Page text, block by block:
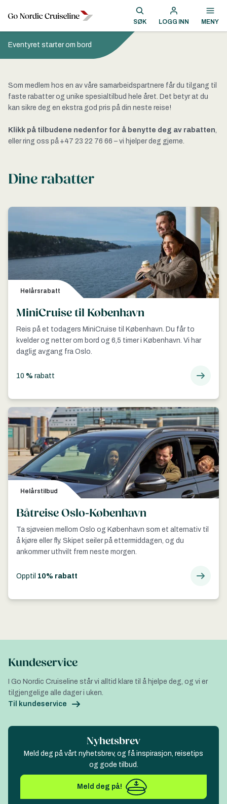
SØK LOGG INN MENY
Eventyret starter om bord
Som medlem hos en av våre samarbeidspartnere får du tilgang til
faste rabatter og unike spesialtilbud hele året. Det betyr at du
kan sikre deg en ekstra god pris på din neste reise!
Klikk på tilbudene nedenfor for å benytte deg av rabatten,
eller ring oss på +47 23 22 76 66 – vi hjelper deg gjerne.
Dine rabatter
Helårsrabatt
MiniCruise til København
Reis på et todagers MiniCruise til København. Du får to
kvelder og netter om bord og 6,5 timer i København. Vi har
daglig avgang fra Oslo.
10 % rabatt
Helårstilbud
Båtreise Oslo-København
Ta sjøveien mellom Oslo og København som et alternativ til
å kjøre eller fly. Skipet seiler på ettermiddagen, og du
ankommer uthvilt frem neste morgen.
Opptil 10% rabatt
Kundeservice
I Go Nordic Cruiseline står vi alltid klare til å hjelpe deg, og vi er
tilgjengelige alle dager i uken.
Til kundeservice
Nyhetsbrev
Meld deg på vårt nyhetsbrev, og få inspirasjon, reisetips
og gode tilbud.
Meld deg på!